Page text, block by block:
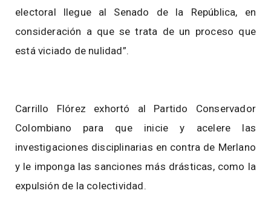
electoral llegue al Senado de la República, en
consideración a que se trata de un proceso que
está viciado de nulidad”.
Carrillo Flórez exhortó al Partido Conservador
Colombiano para que inicie y acelere las
investigaciones disciplinarias en contra de Merlano
y le imponga las sanciones más drásticas, como la
expulsión de la colectividad.